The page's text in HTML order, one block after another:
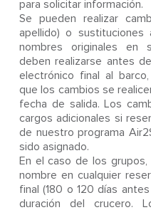
para solicitar información.
Se pueden realizar
apellido) o
nombres originales en
deben realizarse antes
electrónico final al
que los cambios se
fecha de salida. Los
cargos adicionales si
de nuestro programa
sido asignado.
En el caso de los
nombre en cualquier
final (180 o 120 días
duración del crucero.